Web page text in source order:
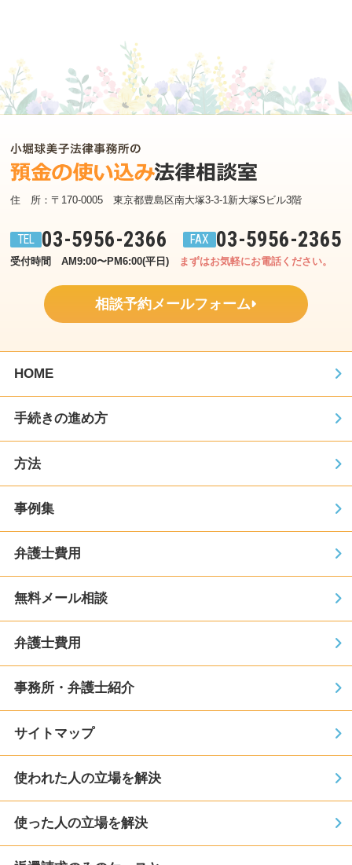
住　所：〒170-0005　東京都豊島区南大塚3-3-1新大塚Sビル3階
03-5956-2366 03-5956-2365
受付時間　AM9:00〜PM6:00(平日) まずはお気軽にお電話ください。
相談予約メールフォーム
HOME
手続きの進め方
方法
事例集
弁護士費用
無料メール相談
弁護士費用
事務所・弁護士紹介
サイトマップ
使われた人の立場を解決
使った人の立場を解決